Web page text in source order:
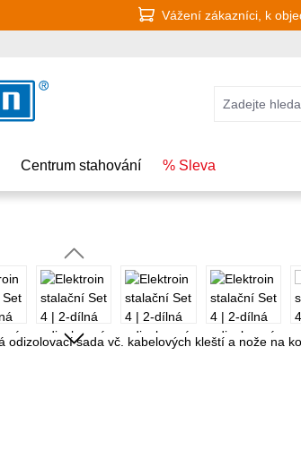
Vážení zákazníci, k
Centrum stahování % Sleva